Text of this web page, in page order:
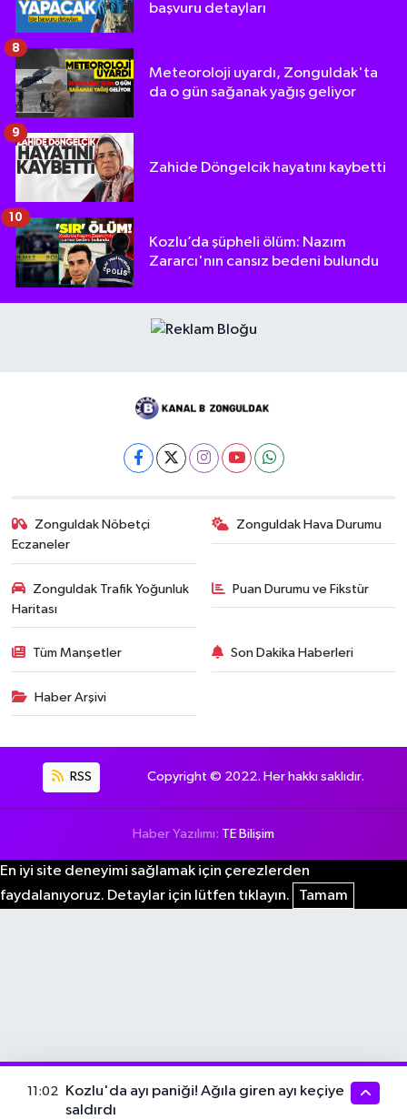
başvuru detayları
Meteoroloji uyardı, Zonguldak'ta
da o gün sağanak yağış geliyor
8
Zahide Döngelcik hayatını kaybetti
9
Kozlu’da şüpheli ölüm: Nazım
Zararcı'nın cansız bedeni bulundu
10
Zonguldak Nöbetçi
Eczaneler
Zonguldak Hava Durumu
Zonguldak Trafik Yoğunluk
Haritası
Puan Durumu ve Fikstür
Tüm Manşetler Son Dakika Haberleri
Haber Arşivi
RSS Copyright © 2022. Her hakkı saklıdır.
Haber Yazılımı: TE Bilişim
En iyi site deneyimi sağlamak için çerezlerden
faydalanıyoruz. Detaylar için lütfen tıklayın.
Tamam
11:02
Kozlu'da ayı paniği! Ağıla giren ayı keçiye
saldırdı